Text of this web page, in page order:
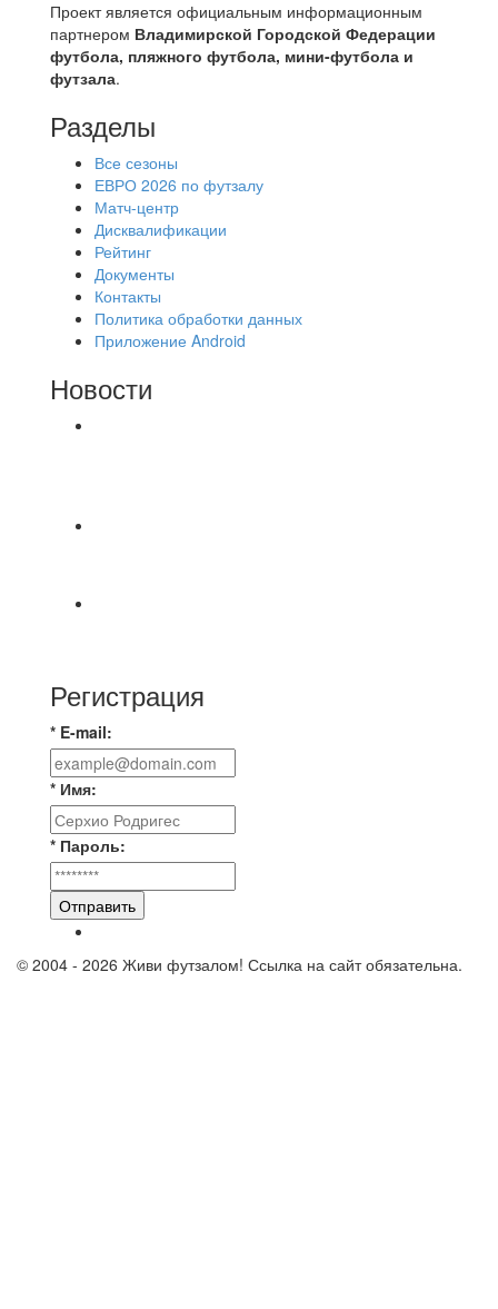
Проект является официальным информационным
партнером Владимирской Городской Федерации
футбола, пляжного футбола, мини-футбола и
футзала.
Разделы
Все сезоны
ЕВРО 2026 по футзалу
Матч-центр
Дисквалификации
Рейтинг
Документы
Контакты
Политика обработки данных
Приложение Android
Новости
Регистрация
* E-mail:
* Имя:
* Пароль:
Отправить
© 2004 - 2026 Живи футзалом! Ссылка на сайт обязательна.